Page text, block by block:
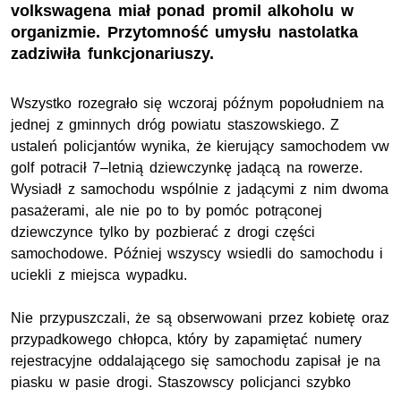
volkswagena miał ponad promil alkoholu w
organizmie. Przytomność umysłu nastolatka
zadziwiła funkcjonariuszy.
Wszystko rozegrało się wczoraj późnym popołudniem na
jednej z gminnych dróg powiatu staszowskiego. Z
ustaleń policjantów wynika, że kierujący samochodem vw
golf potracił 7–letnią dziewczynkę jadącą na rowerze.
Wysiadł z samochodu wspólnie z jadącymi z nim dwoma
pasażerami, ale nie po to by pomóc potrąconej
dziewczynce tylko by pozbierać z drogi części
samochodowe. Później wszyscy wsiedli do samochodu i
uciekli z miejsca wypadku.
Nie przypuszczali, że są obserwowani przez kobietę oraz
przypadkowego chłopca, który by zapamiętać numery
rejestracyjne oddalającego się samochodu zapisał je na
piasku w pasie drogi. Staszowscy policjanci szybko